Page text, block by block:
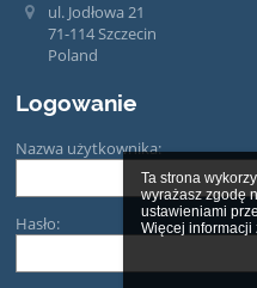
Ta strona
wyrażasz zgodę
ustawieniami
Więcej informacji
ul. Jodłowa 21
71-114 Szczecin
Poland
Logowanie
Nazwa użytkownika:
Hasło: